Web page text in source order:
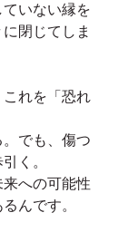
いない縁を
閉じてしま
れを「恐れ
でも、傷つ
く。
への可能性
んです。